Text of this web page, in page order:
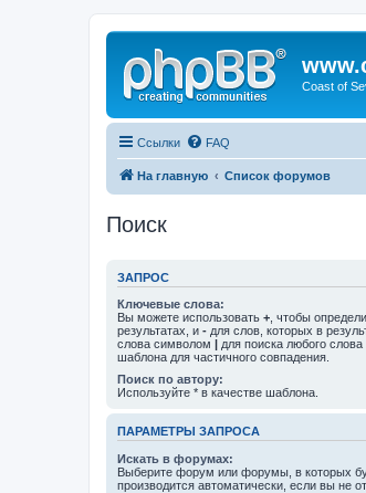
Coast of
Ссылки FAQ
На главную Список форумов
Поиск
ЗАПРОС
Ключевые слова:
Вы можете использовать + , чтобы
результатах, и - для слов, которых в
слова символом | для поиска любого
шаблона для частичного совпадения.
Поиск по автору:
Используйте * в качестве шаблона.
ПАРАМЕТРЫ ЗАПРОСА
Искать в форумах:
Выберите форум или форумы, в которых
производится автоматически, если вы не